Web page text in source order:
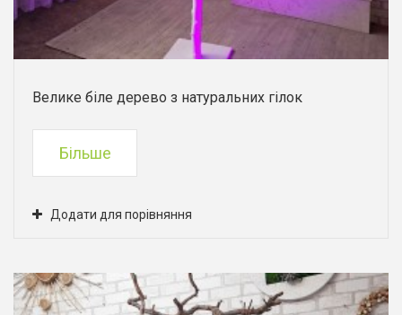
Велике біле дерево з натуральних гілок
Більше
Додати для порівняння